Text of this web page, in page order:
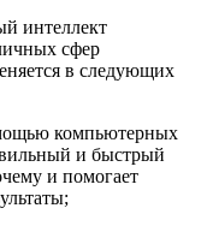
интеллект
сфер
в следующих
компьютерных
и быстрый
и помогает